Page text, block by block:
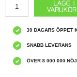
30 DAGARS ÖPPET
SNABB LEVERANS
ÖVER 8 000 000